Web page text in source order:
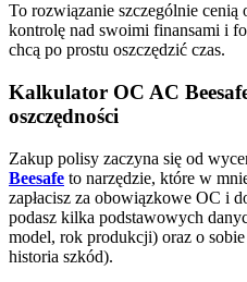
To rozwiązanie szczególnie cenią
kontrolę nad swoimi finansami i
chcą po prostu oszczędzić czas.
Kalkulator OC AC
oszczędności
Zakup polisy zaczyna się od
Beesafe to narzędzie, które w
zapłacisz za obowiązkowe OC i
podasz kilka podstawowych
model, rok produkcji) oraz o
historia szkód).